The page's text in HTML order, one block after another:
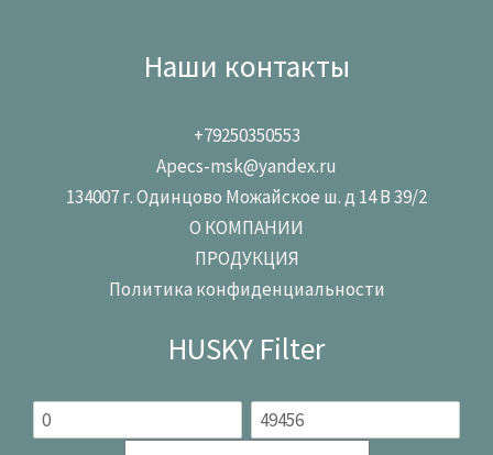
Наши контакты
+79250350553
Apecs-msk@yandex.ru
134007 г. Одинцово Можайское ш. д 14 В 39/2
О КОМПАНИИ
ПРОДУКЦИЯ
Политика конфиденциальности
HUSKY Filter